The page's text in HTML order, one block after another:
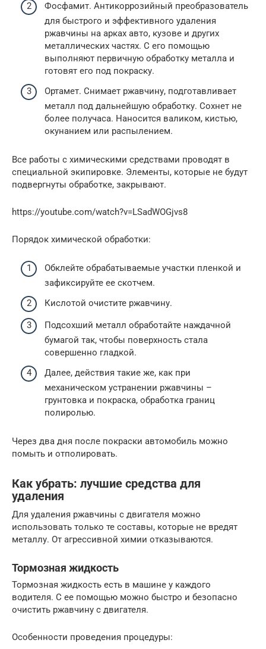
Фосфамит. Антикоррозийный преобразователь
для быстрого и эффективного удаления
ржавчины на арках авто, кузове и других
металлических частях. С его помощью
выполняют первичную обработку металла и
готовят его под покраску.
Ортамет. Снимает ржавчину, подготавливает
металл под дальнейшую обработку. Сохнет не
более получаса. Наносится валиком, кистью,
окунанием или распылением.
Все работы с химическими средствами проводят в
специальной экипировке. Элементы, которые не будут
подвергнуты обработке, закрывают.
https://youtube.com/watch?v=LSadWOGjvs8
Порядок химической обработки:
Обклейте обрабатываемые участки пленкой и
зафиксируйте ее скотчем.
Кислотой очистите ржавчину.
Подсохший металл обработайте наждачной
бумагой так, чтобы поверхность стала
совершенно гладкой.
Далее, действия такие же, как при
механическом устранении ржавчины –
грунтовка и покраска, обработка границ
полиролью.
Через два дня после покраски автомобиль можно
помыть и отполировать.
Как убрать: лучшие средства для
удаления
Для удаления ржавчины с двигателя можно
использовать только те составы, которые не вредят
металлу. От агрессивной химии отказываются.
Тормозная жидкость
Тормозная жидкость есть в машине у каждого
водителя. С ее помощью можно быстро и безопасно
очистить ржавчину с двигателя.
Особенности проведения процедуры: